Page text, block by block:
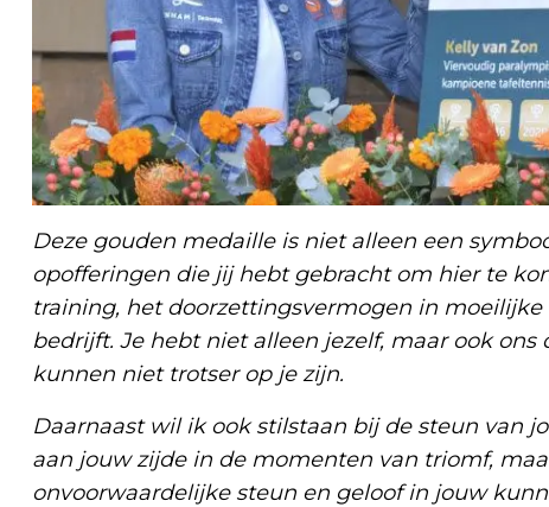
Deze gouden medaille is niet alleen een
opofferingen die jij hebt gebracht om hier te
training, het doorzettingsvermogen in
bedrijft. Je hebt niet alleen jezelf, maar ook
kunnen niet trotser op je zijn.
Daarnaast wil ik ook stilstaan bij de steun van
aan jouw zijde in de momenten van triomf,
onvoorwaardelijke steun en geloof in jouw